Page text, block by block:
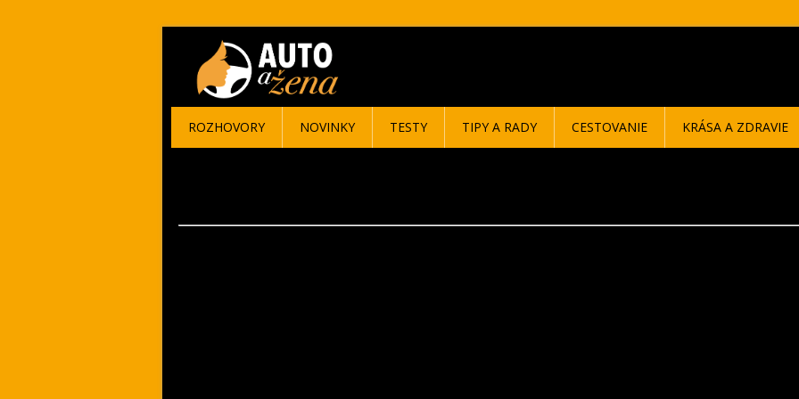
ROZHOVORY NOVINKY TESTY TIPY A RADY CESTOVANIE KRÁSA A ZDRAVIE